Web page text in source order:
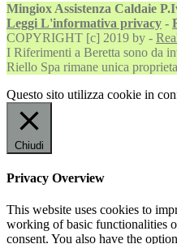
Mingiox Assistenza Caldaie
Leggi L'informativa privacy -
COPYRIGHT [c] 2019 by -
I Riferimenti a Beretta sono da
Riello Spa rimane unica
Questo sito utilizza cookie in
Chiudi
Privacy Overview
This website uses cookies to
working of basic functionalities
consent. You also have the